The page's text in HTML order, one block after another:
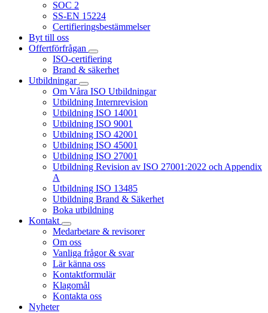
SOC 2
SS-EN 15224
Certifieringsbestämmelser
Byt till oss
Offertförfrågan
ISO-certifiering
Brand & säkerhet
Utbildningar
Om Våra ISO Utbildningar
Utbildning Internrevision
Utbildning ISO 14001
Utbildning ISO 9001
Utbildning ISO 42001
Utbildning ISO 45001
Utbildning ISO 27001
Utbildning Revision av ISO 27001:2022 och Appendix
A
Utbildning ISO 13485
Utbildning Brand & Säkerhet
Boka utbildning
Kontakt
Medarbetare & revisorer
Om oss
Vanliga frågor & svar
Lär känna oss
Kontaktformulär
Klagomål
Kontakta oss
Nyheter